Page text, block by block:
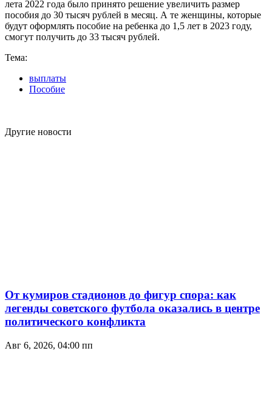
лета 2022 года было принято решение увеличить размер
пособия до 30 тысяч рублей в месяц. А те женщины, которые
будут оформлять пособие на ребенка до 1,5 лет в 2023 году,
смогут получить до 33 тысяч рублей.
Тема:
выплаты
Пособие
Другие новости
От кумиров стадионов до фигур спора: как
легенды советского футбола оказались в центре
политического конфликта
Авг 6, 2026, 04:00 пп